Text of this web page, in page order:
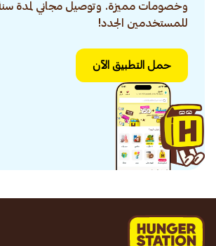
وخصومات مميزة. وتوصيل مجاني لمدة
للمستخدمين الجدد!
حمل التطبيق الآن